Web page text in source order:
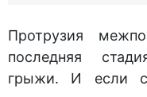
Протрузия
последняя
грыжи. И если